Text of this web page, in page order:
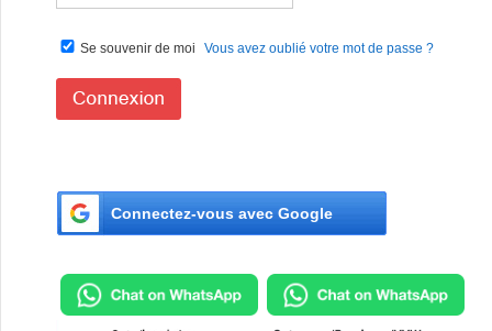
Se souvenir de moi Vous avez oublié votre mot de passe ?
Connectez-vous avec Google